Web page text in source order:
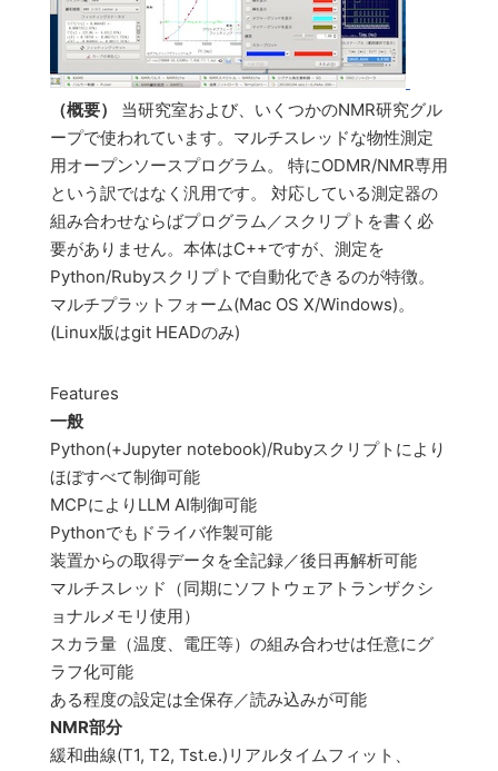
（概要）
当研究室および、いくつかのNMR研究グル
ープで使われています。マルチスレッドな物性測定
用オープンソースプログラム。 特にODMR/NMR専用
という訳ではなく汎用です。 対応している測定器の
組み合わせならばプログラム／スクリプトを書く必
要がありません。本体はC++ですが、測定を
Python/Rubyスクリプトで自動化できるのが特徴。
マルチプラットフォーム(Mac OS X/Windows)。
(Linux版はgit HEADのみ)
Features
一般
Python(+Jupyter notebook)/Rubyスクリプトにより
ほぼすべて制御可能
MCPによりLLM AI制御可能
Pythonでもドライバ作製可能
装置からの取得データを全記録／後日再解析可能
マルチスレッド（同期にソフトウェアトランザクシ
ョナルメモリ使用）
スカラ量（温度、電圧等）の組み合わせは任意にグ
ラフ化可能
ある程度の設定は全保存／読み込みが可能
NMR部分
緩和曲線(T1, T2, Tst.e.)リアルタイムフィット、